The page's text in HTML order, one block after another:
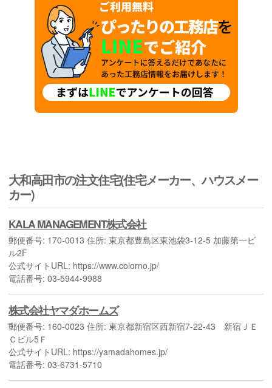
大和高田市の注文住宅(住宅メーカー、ハウスメー
カー)
KALA MANAGEMENT株式会社
郵便番号: 170-0013 住所: 東京都豊島区東池袋3-12-5 加藤第一ビ
ル2F
公式サイトURL: https://www.colorno.jp/
電話番号: 03-5944-9988
株式会社ヤマダホームズ
郵便番号: 160-0023 住所: 東京都新宿区西新宿7-22-43 新宿ＪＥ
Ｃビル5Ｆ
公式サイトURL: https://yamadahomes.jp/
電話番号: 03-6731-5710